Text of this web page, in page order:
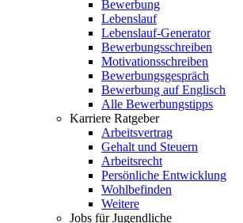
Bewerbung
Lebenslauf
Lebenslauf-Generator
Bewerbungsschreiben
Motivationsschreiben
Bewerbungsgespräch
Bewerbung auf Englisch
Alle Bewerbungstipps
Karriere Ratgeber
Arbeitsvertrag
Gehalt und Steuern
Arbeitsrecht
Persönliche Entwicklung
Wohlbefinden
Weitere
Jobs für Jugendliche